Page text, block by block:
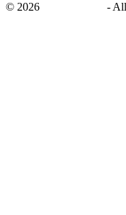
© 2026 -